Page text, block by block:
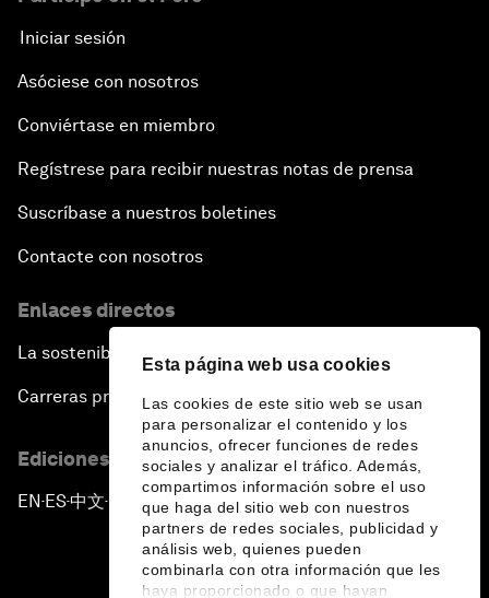
Esta página web usa cookies
Las cookies de este sitio web se usan
para personalizar el contenido y los
anuncios, ofrecer funciones de redes
sociales y analizar el tráfico. Además,
compartimos información sobre el uso
que haga del sitio web con nuestros
partners de redes sociales, publicidad y
análisis web, quienes pueden
combinarla con otra información que les
haya proporcionado o que hayan
Iniciar sesión
Asóciese con nosotros
Conviértase en miembro
Regístrese para recibir nuestras notas de prensa
Suscríbase a nuestros boletines
Contacte con nosotros
Enlaces directos
La sostenibilidad en el Foro
Carreras profesionales
Ediciones en otros idiomas
EN ▪ES▪中文▪ 日本語